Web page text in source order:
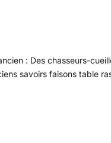
: Des chasseurs-
savoirs faisons table